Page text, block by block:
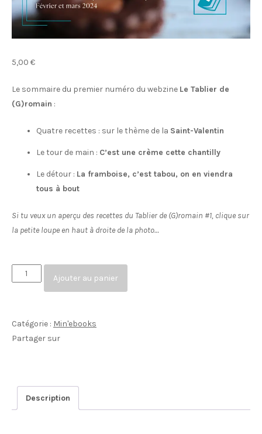
5,00 €
Le sommaire du premier numéro du webzine Le Tablier de
(G)romain :
Quatre recettes : sur le thème de la Saint-Valentin
Le tour de main : C’est une crème cette chantilly
Le détour : La framboise, c’est tabou, on en viendra
tous à bout
Si tu veux un aperçu des recettes du Tablier de (G)romain #1, clique sur
la petite loupe en haut à droite de la photo…
quantité
de
de
(G)romain
Ajouter au panier
Catégorie : Min'ebooks
Partager sur
Description